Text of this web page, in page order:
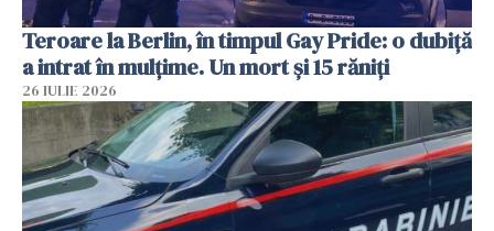
Teroare la Berlin, în timpul Gay Pride: o dubiță
a intrat în mulțime. Un mort și 15 răniți
26 IULIE 2026